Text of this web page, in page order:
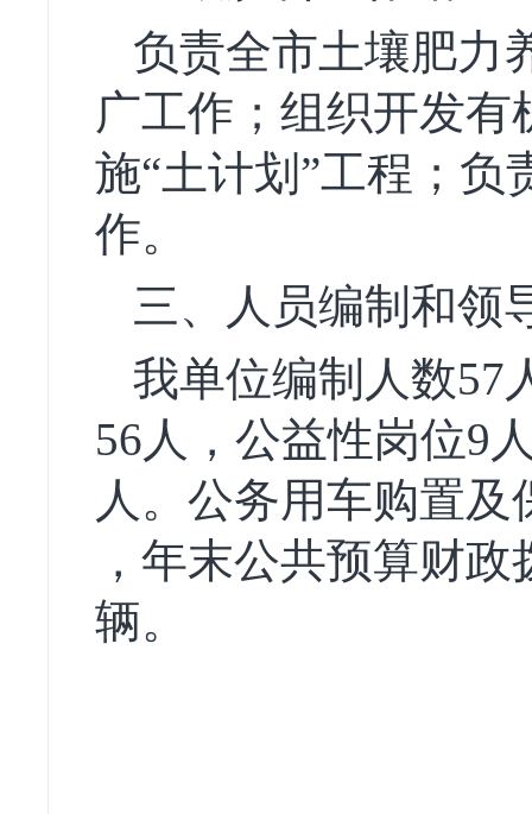
负责全市土壤肥力
广工作；组织开发
施“土计划”工程；
作。
三、人员编制和领
我单位编制人数57
56人，公益性岗位9
人。公务用车购置
，年末公共预算财
辆。